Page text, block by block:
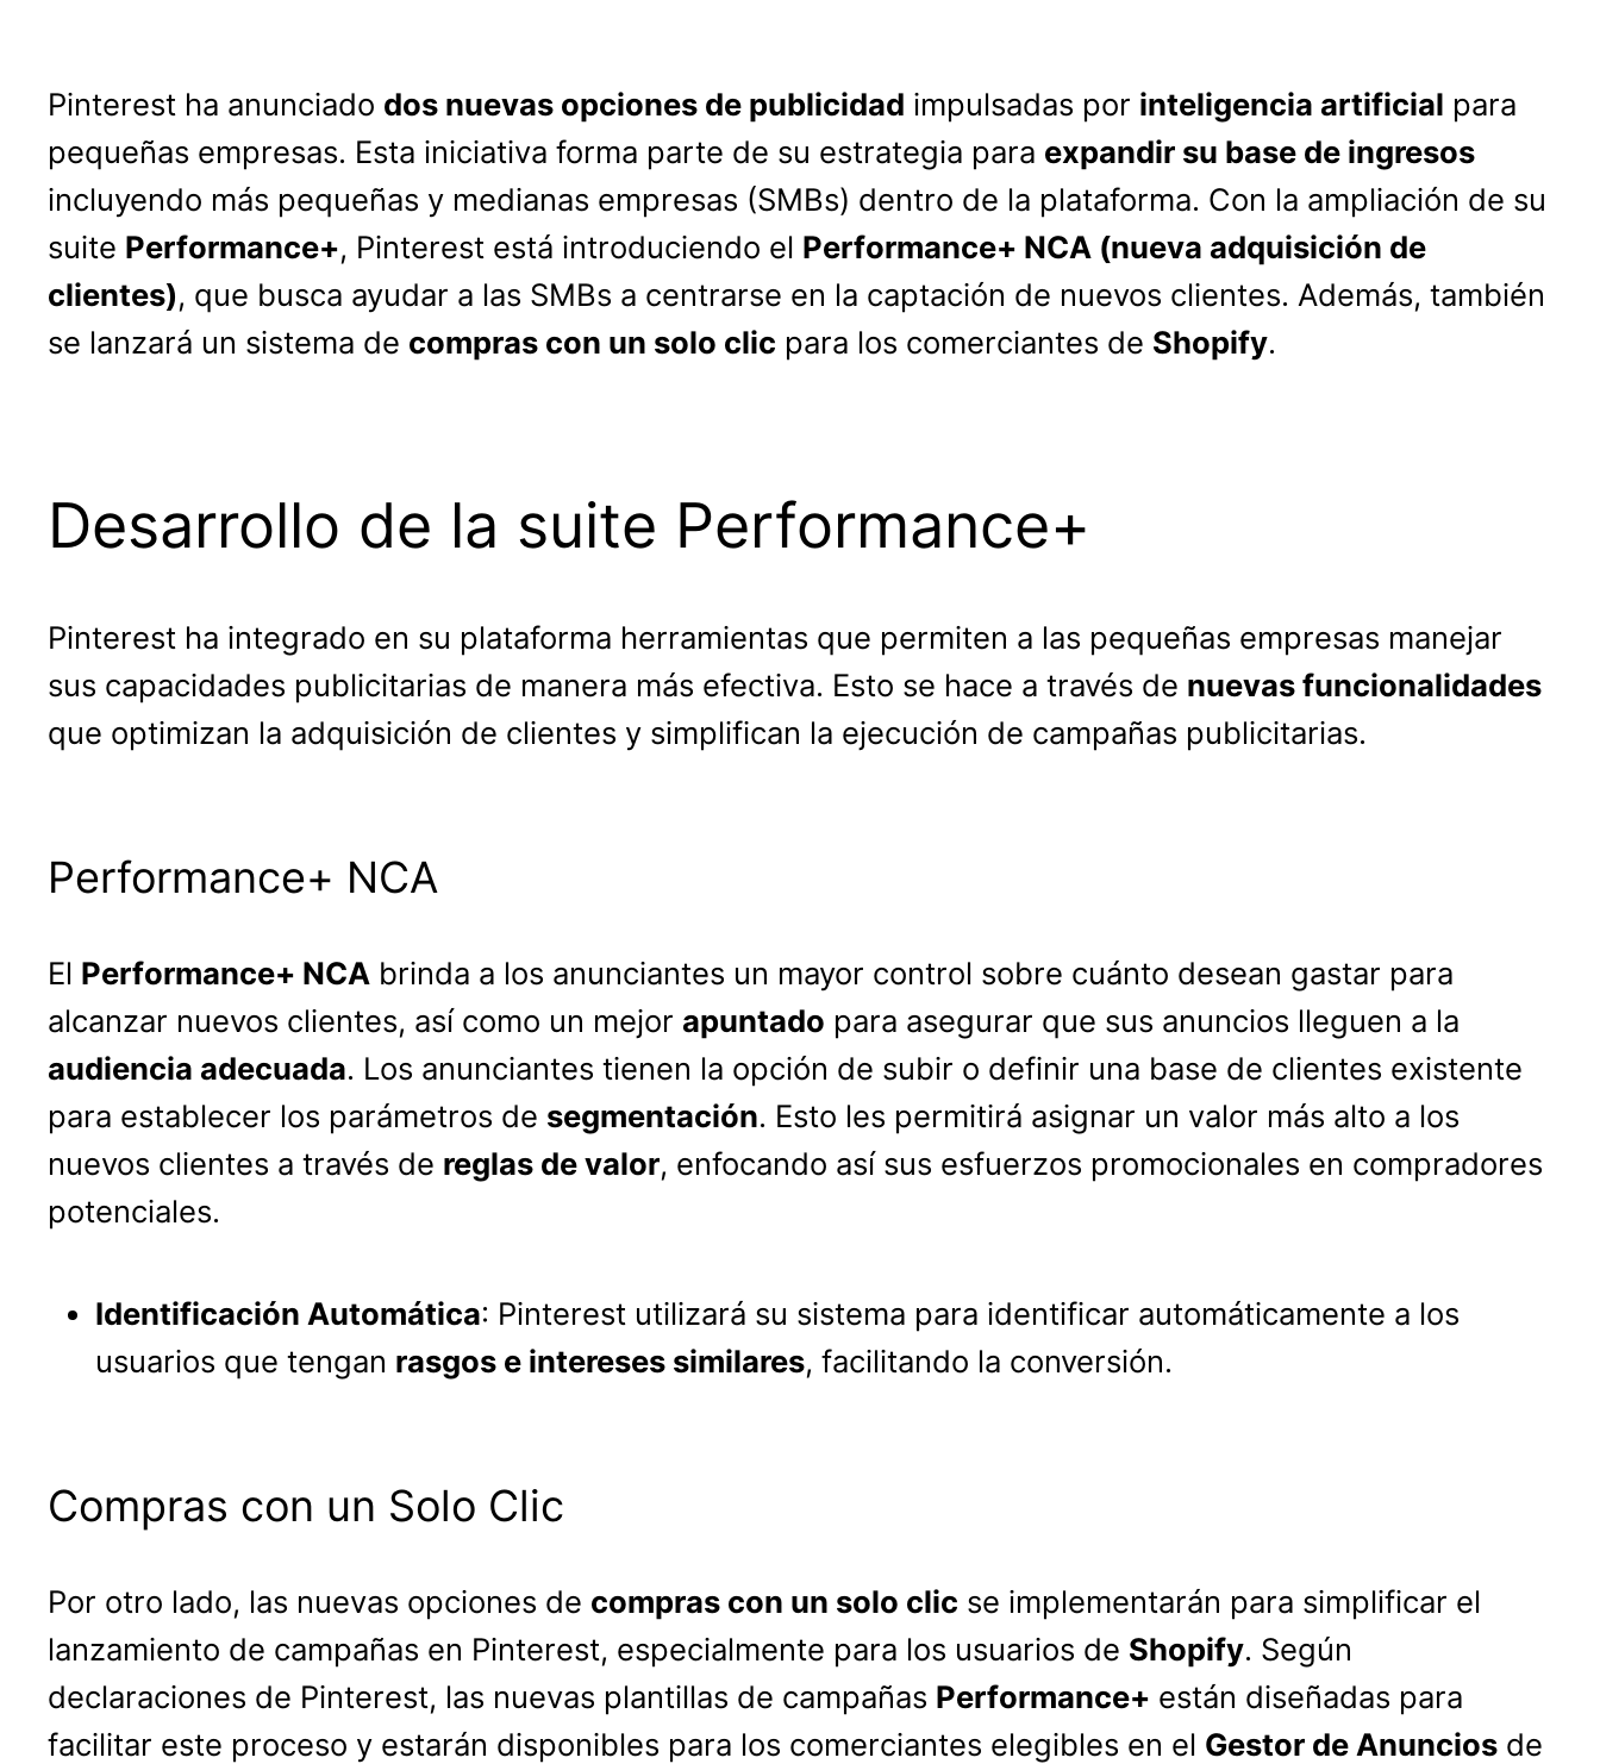
Pinterest ha anunciado dos nuevas opciones de publicidad impulsadas por inteligencia artificial para
pequeñas empresas. Esta iniciativa forma parte de su estrategia para expandir su base de ingresos
incluyendo más pequeñas y medianas empresas (SMBs) dentro de la plataforma. Con la ampliación de su
suite Performance+, Pinterest está introduciendo el Performance+ NCA (nueva adquisición de
clientes), que busca ayudar a las SMBs a centrarse en la captación de nuevos clientes. Además, también
se lanzará un sistema de compras con un solo clic para los comerciantes de Shopify.
Desarrollo de la suite Performance+
Pinterest ha integrado en su plataforma herramientas que permiten a las pequeñas empresas manejar
sus capacidades publicitarias de manera más efectiva. Esto se hace a través de nuevas funcionalidades
que optimizan la adquisición de clientes y simplifican la ejecución de campañas publicitarias.
Performance+ NCA
El Performance+ NCA brinda a los anunciantes un mayor control sobre cuánto desean gastar para
alcanzar nuevos clientes, así como un mejor apuntado para asegurar que sus anuncios lleguen a la
audiencia adecuada. Los anunciantes tienen la opción de subir o definir una base de clientes existente
para establecer los parámetros de segmentación. Esto les permitirá asignar un valor más alto a los
nuevos clientes a través de reglas de valor, enfocando así sus esfuerzos promocionales en compradores
potenciales.
Identificación Automática: Pinterest utilizará su sistema para identificar automáticamente a los
usuarios que tengan rasgos e intereses similares, facilitando la conversión.
Compras con un Solo Clic
Por otro lado, las nuevas opciones de compras con un solo clic se implementarán para simplificar el
lanzamiento de campañas en Pinterest, especialmente para los usuarios de Shopify. Según
declaraciones de Pinterest, las nuevas plantillas de campañas Performance+ están diseñadas para
facilitar este proceso y estarán disponibles para los comerciantes elegibles en el Gestor de Anuncios de